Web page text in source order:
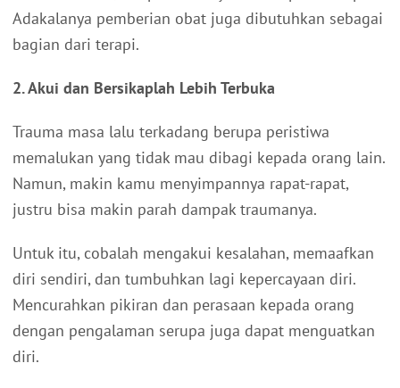
Adakalanya pemberian obat juga dibutuhkan sebagai
bagian dari terapi.
2. Akui dan Bersikaplah Lebih Terbuka
Trauma masa lalu terkadang berupa peristiwa
memalukan yang tidak mau dibagi kepada orang lain.
Namun, makin kamu menyimpannya rapat-rapat,
justru bisa makin parah dampak traumanya.
Untuk itu, cobalah mengakui kesalahan, memaafkan
diri sendiri, dan tumbuhkan lagi kepercayaan diri.
Mencurahkan pikiran dan perasaan kepada orang
dengan pengalaman serupa juga dapat menguatkan
diri.